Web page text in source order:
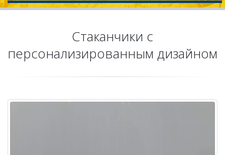
Стаканчики с
персонализированным дизайном